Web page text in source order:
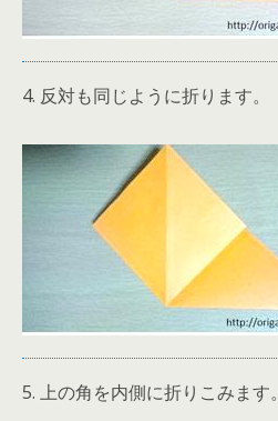
4. 反対も同じように折ります。
5. 上の角を内側に折りこみます。